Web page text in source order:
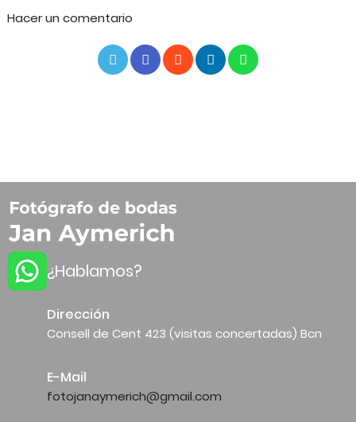
Hacer un comentario
¿Hablamos?
Dirección
Consell de Cent 423 (visitas concertadas) Bcn
E-Mail
fotojanaymerich@gmail.com